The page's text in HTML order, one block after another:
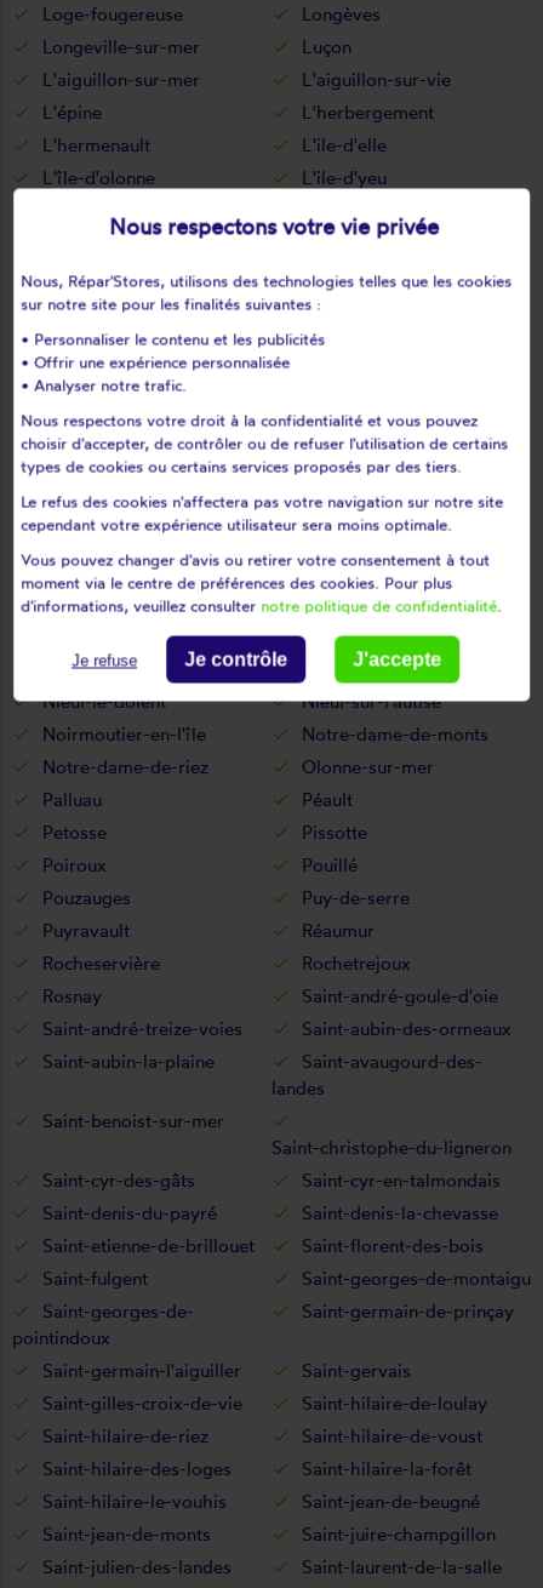
Loge-fougereuse
Longèves
Longeville-sur-mer
Luçon
L'aiguillon-sur-mer
L'aiguillon-sur-vie
L'épine
L'herbergement
L'hermenault
L'ile-d'elle
L'île-d'olonne
L'ile-d'yeu
Maillé
Maillezais
Mallièvre
Mareuil-sur-lay-dissais
Marillet
Marsais-sainte-radégonde
Martinet
Menomblet
Montaigu
Montournais
Montreuil
Montréverd
Moreilles
Mormaison
Mortagne-sur-sèvre
Mouchamps
Mouilleron-en-pareds
Mouilleron-le-captif
Mouilleron-Saint-Germain
Moutiers-les-mauxfaits
Moutiers-sur-le-lay
Mouzeuil-saint-martin
Nalliers
Nesmy
Nieul-le-dolent
Nieul-sur-l'autise
Noirmoutier-en-l'île
Notre-dame-de-monts
Notre-dame-de-riez
Olonne-sur-mer
Palluau
Péault
Petosse
Pissotte
Poiroux
Pouillé
Pouzauges
Puy-de-serre
Puyravault
Réaumur
Rocheservière
Rochetrejoux
Rosnay
Saint-andré-goule-d'oie
Saint-andré-treize-voies
Saint-aubin-des-ormeaux
Saint-aubin-la-plaine
Saint-avaugourd-des-
landes
Saint-benoist-sur-mer
Saint-christophe-du-ligneron
Saint-cyr-des-gâts
Saint-cyr-en-talmondais
Saint-denis-du-payré
Saint-denis-la-chevasse
Saint-etienne-de-brillouet
Saint-florent-des-bois
Saint-fulgent
Saint-georges-de-montaigu
Saint-georges-de-
pointindoux
Saint-germain-de-prinçay
Saint-germain-l'aiguiller
Saint-gervais
Saint-gilles-croix-de-vie
Saint-hilaire-de-loulay
Saint-hilaire-de-riez
Saint-hilaire-de-voust
Saint-hilaire-des-loges
Saint-hilaire-la-forêt
Saint-hilaire-le-vouhis
Saint-jean-de-beugné
Saint-jean-de-monts
Saint-juire-champgillon
Saint-julien-des-landes
Saint-laurent-de-la-salle
Nous respectons votre vie privée
Nous, Répar'Stores, utilisons des technologies telles que les cookies
sur notre site pour les finalités suivantes :
• Personnaliser le contenu et les publicités
• Offrir une expérience personnalisée
• Analyser notre trafic.
Nous respectons votre droit à la confidentialité et vous pouvez
choisir d'accepter, de contrôler ou de refuser l'utilisation de certains
types de cookies ou certains services proposés par des tiers.
Le refus des cookies n'affectera pas votre navigation sur notre site
cependant votre expérience utilisateur sera moins optimale.
Vous pouvez changer d'avis ou retirer votre consentement à tout
moment via le centre de préférences des cookies. Pour plus
d'informations, veuillez consulter notre politique de confidentialité.
Je refuse Je contrôle J'accepte